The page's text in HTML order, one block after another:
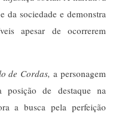
da sociedade e demonstra
apesar de ocorrerem
de Cordas, a personagem
posição de destaque na
a busca pela perfeição